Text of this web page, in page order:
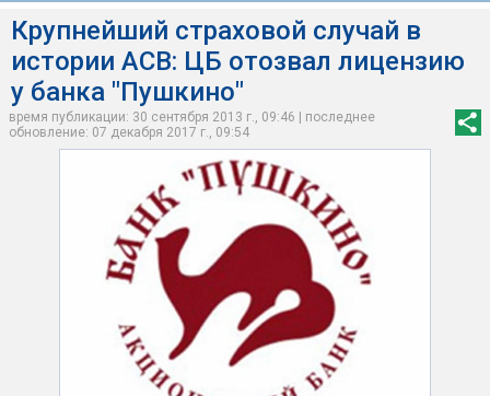
Крупнейший страховой случай в
истории АСВ: ЦБ отозвал лицензию
у банка "Пушкино"
время публикации: 30 сентября 2013 г., 09:46 | последнее
обновление: 07 декабря 2017 г., 09:54